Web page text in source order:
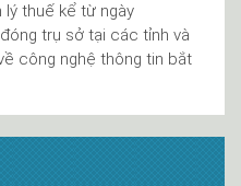
lý thuế kể từ ngày
trụ sở tại các tỉnh và
công nghệ thông tin bắt